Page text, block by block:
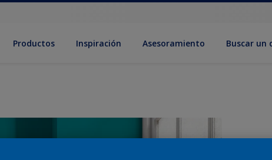
Productos Inspiración Asesoramiento Buscar un